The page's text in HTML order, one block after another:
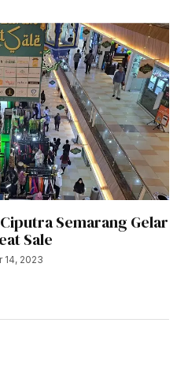
Semarang Gelar
Sale
14, 2023